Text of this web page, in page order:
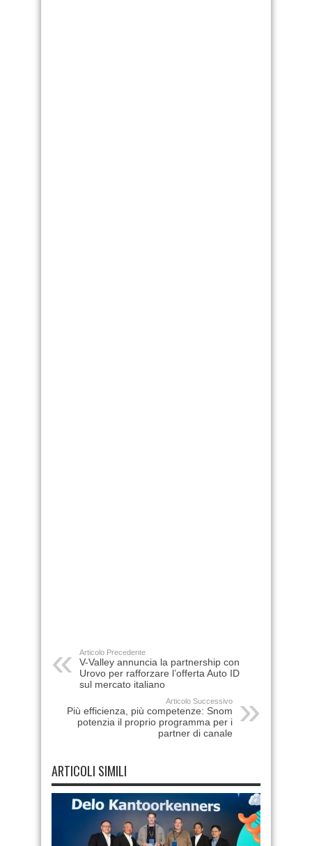
Articolo Precedente
V-Valley annuncia la partnership con
Urovo per rafforzare l’offerta Auto ID
sul mercato italiano
Articolo Successivo
Più efficienza, più competenze: Snom
potenzia il proprio programma per i
partner di canale
ARTICOLI SIMILI